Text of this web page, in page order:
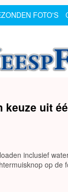
FOTO'S
keuze uit
inclusief
op